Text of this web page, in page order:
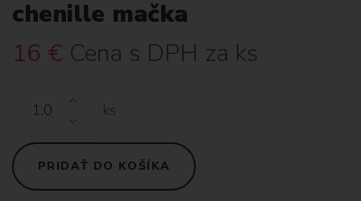
chenille mačka
16 € Cena s DPH za ks
ks
PRIDAŤ DO KOŠÍKA